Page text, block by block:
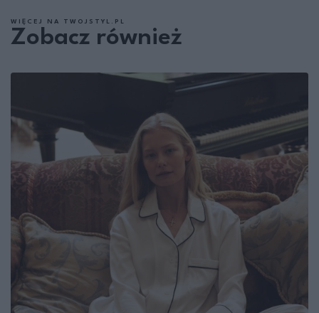
WIĘCEJ NA TWOJSTYL.PL
Zobacz również